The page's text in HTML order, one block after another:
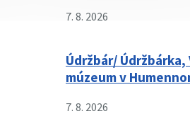
7. 8. 2026
Údržbár/
múzeum v
7. 8. 2026